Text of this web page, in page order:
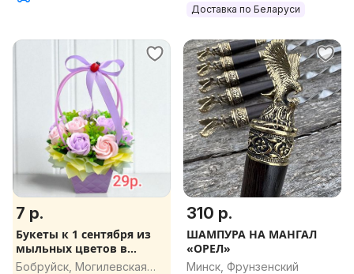
Доставка по Беларуси
7 р.
Букеты к 1 сентября из
мыльных цветов в
наличии
Бобруйск, Могилевская
310 р.
ШАМПУРА НА МАНГАЛ
«ОРЕЛ»
Минск, Фрунзенский